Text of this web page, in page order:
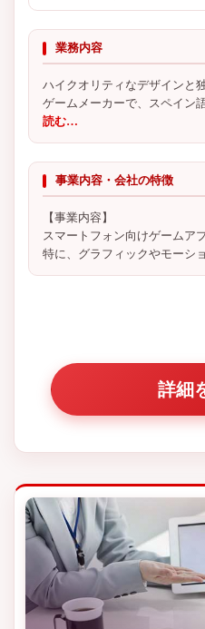
業務内容
ハイクオリティなデザインと
ゲームメーカーで、スペイン
読む…
事業内容・会社の特徴
【事業内容】
スマートフォン向けゲームア
特に、グラフィックやモーショ
詳細